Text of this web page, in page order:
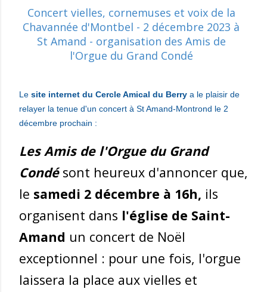
Concert vielles, cornemuses et voix de la
Chavannée d'Montbel - 2 décembre 2023 à
St Amand - organisation des Amis de
l'Orgue du Grand Condé
Le site internet du Cercle Amical du Berry a le plaisir de
relayer la tenue d'un concert à St Amand-Montrond le 2
décembre prochain :
Les Amis de l'Orgue du Grand
Condésont heureux d'annoncer que,
le samedi 2 décembre à 16h, ils
organisent dans l'église de Saint-
Amand un concert de Noël
exceptionnel : pour une fois, l'orgue
laissera la place aux vielles et